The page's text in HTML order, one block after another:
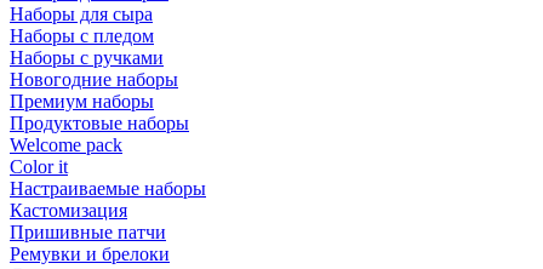
Наборы для сыра
Наборы с пледом
Наборы с ручками
Новогодние наборы
Премиум наборы
Продуктовые наборы
Welcome pack
Color it
Настраиваемые наборы
Кастомизация
Пришивные патчи
Ремувки и брелоки